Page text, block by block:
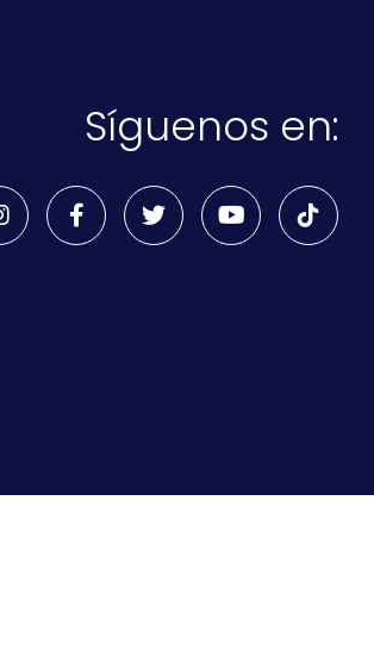
Síguenos en: